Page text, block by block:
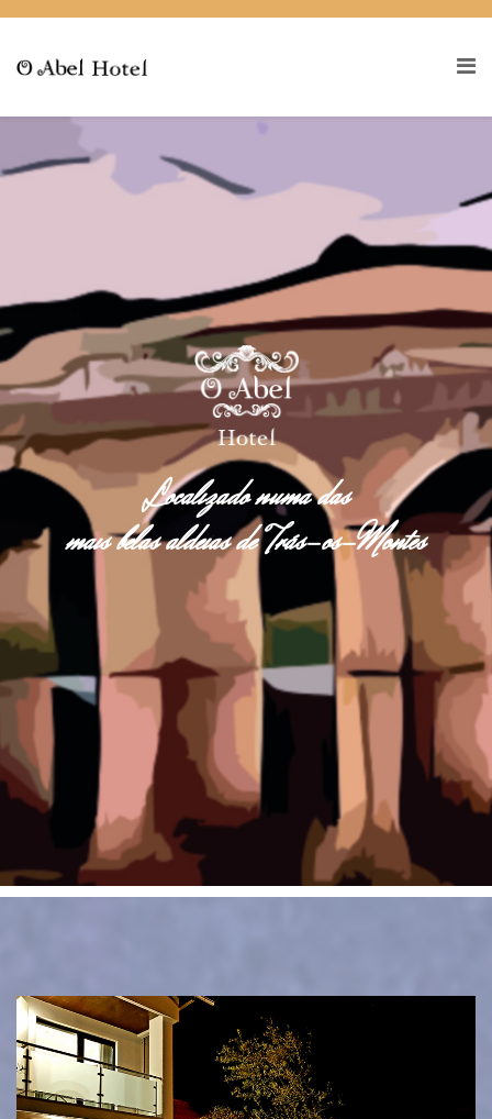
Localizado numa das
mais belas aldeias de Trás-os-Montes